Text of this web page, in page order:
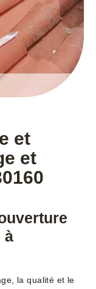
et
et
à
la qualité et le